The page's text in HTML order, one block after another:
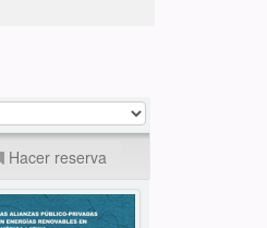
Hacer reserva